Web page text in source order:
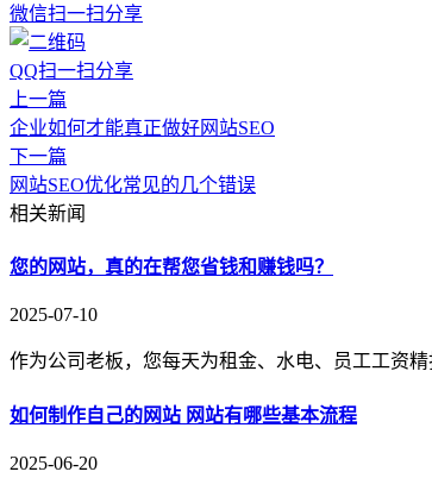
微信扫一扫分享
QQ扫一扫分享
上一篇
企业如何才能真正做好网站SEO
下一篇
网站SEO优化常见的几个错误
相关新闻
您的网站，真的在帮您省钱和赚钱吗？
2025-07-10
作为公司老板，您每天为租金、水电、员工工资
如何制作自己的网站 网站有哪些基本流程
2025-06-20